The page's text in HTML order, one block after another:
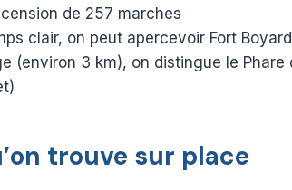
de 257 marches
clair, on peut apercevoir Fort Boyard
(environ 3 km), on distingue le
trouve sur place